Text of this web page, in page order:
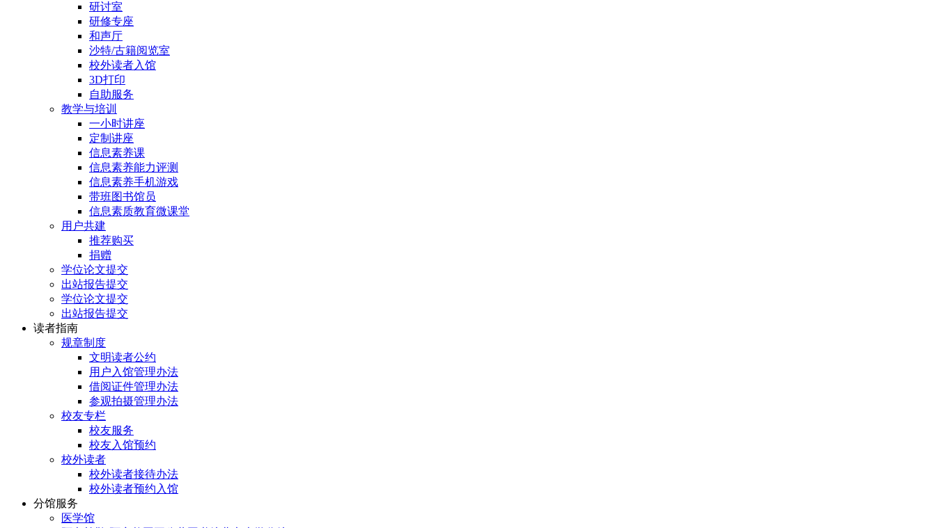
研讨室
研修专座
和声厅
沙特/古籍阅览室
校外读者入馆
3D打印
自助服务
教学与培训
一小时讲座
定制讲座
信息素养课
信息素养能力评测
信息素养手机游戏
带班图书馆员
信息素质教育微课堂
用户共建
推荐购买
捐赠
学位论文提交
出站报告提交
学位论文提交
出站报告提交
读者指南
规章制度
文明读者公约
用户入馆管理办法
借阅证件管理办法
参观拍摄管理办法
校友专栏
校友服务
校友入馆预约
校外读者
校外读者接待办法
校外读者预约入馆
分馆服务
医学馆